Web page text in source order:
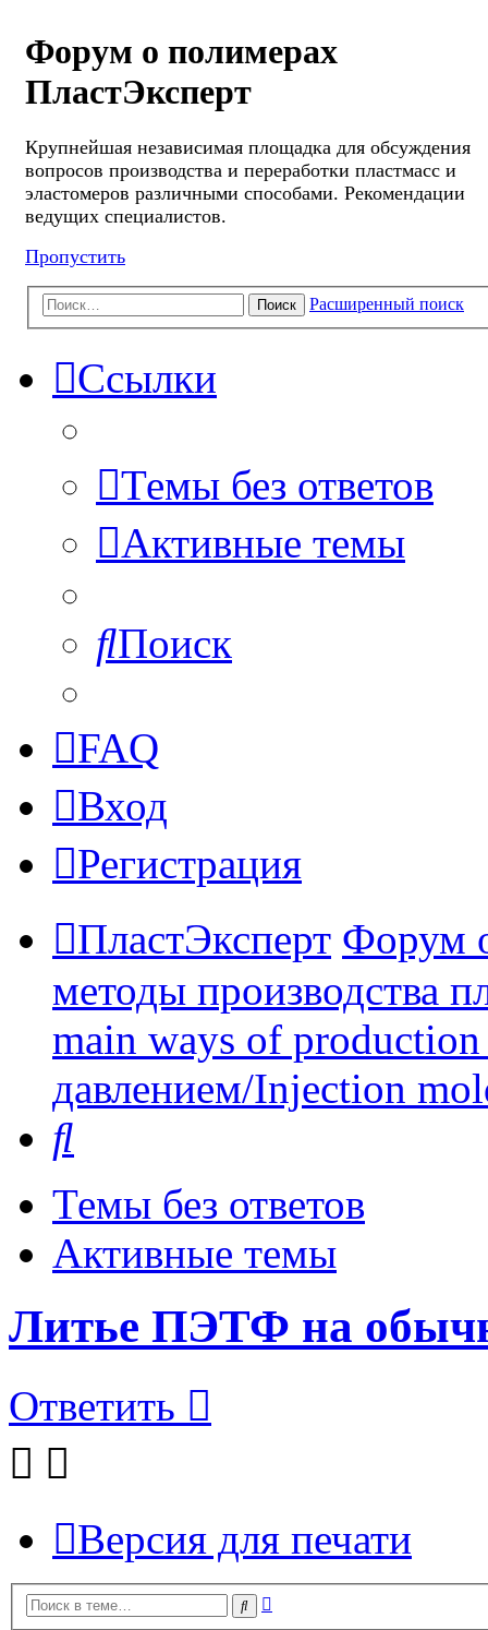
Форум о полимерах
ПластЭксперт
Крупнейшая независимая площадка для обсуждения
вопросов производства и переработки пластмасс и
эластомеров различными способами. Рекомендации
ведущих специалистов.
Пропустить
Поиск Расширенный поиск
Ссылки
Темы без ответов
Активные темы
Поиск
FAQ
Вход
Регистрация
ПластЭксперт Форум
методы производства
main ways of
давлением/Injection
Темы без ответов
Активные темы
Литье ПЭТФ на
Ответить
Версия для печати
Поиск